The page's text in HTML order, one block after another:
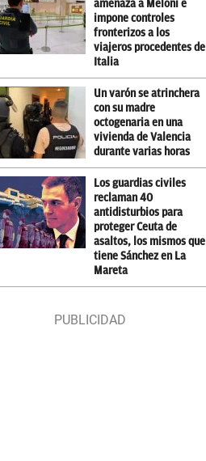
amenaza a Meloni e
impone controles
fronterizos a los
viajeros procedentes de
Italia
Un varón se atrinchera
con su madre
octogenaria en una
vivienda de Valencia
durante varias horas
Los guardias civiles
reclaman 40
antidisturbios para
proteger Ceuta de
asaltos, los mismos que
tiene Sánchez en La
Mareta